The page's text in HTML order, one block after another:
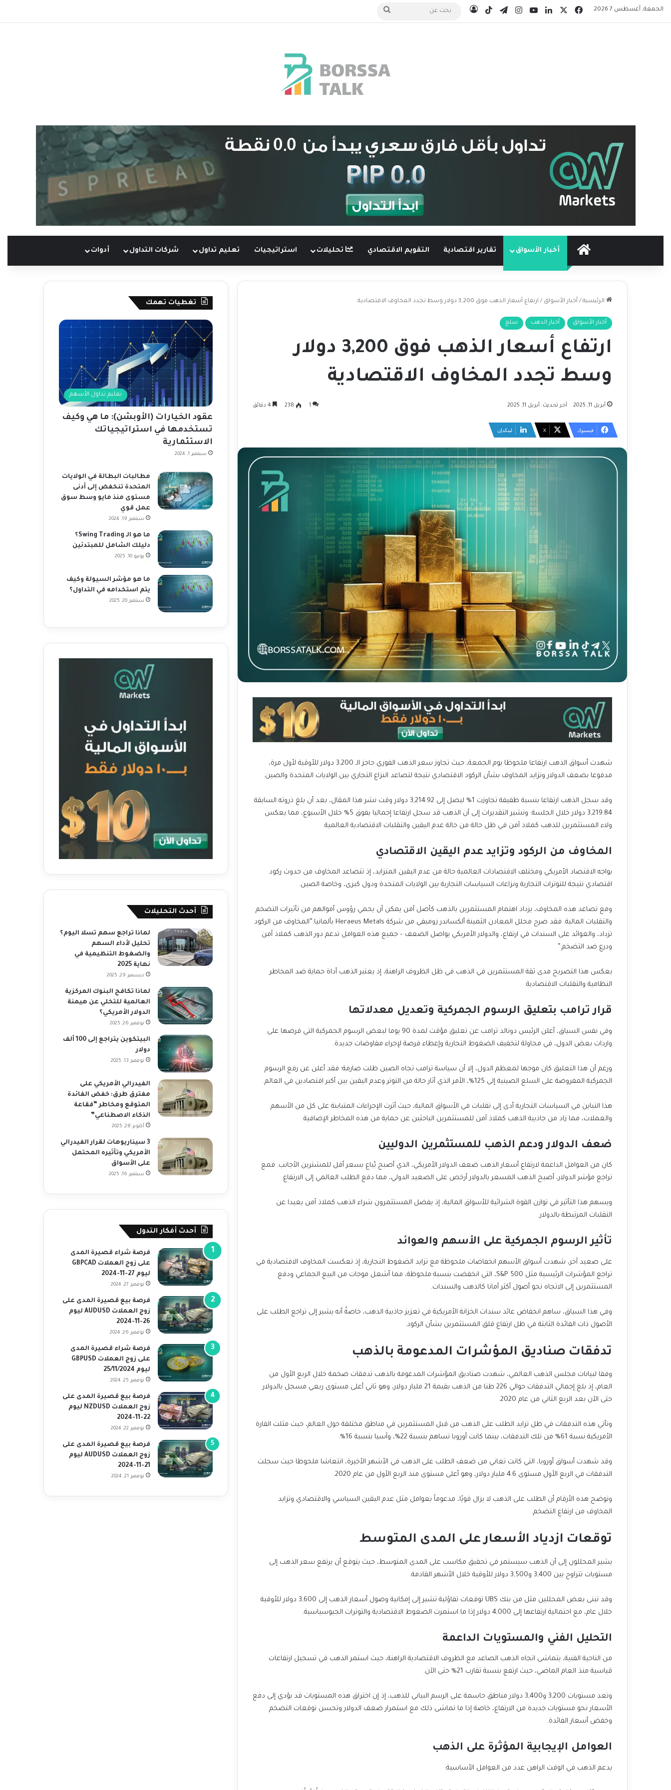
الجمعة, أغسطس 7 2026 فيسبوك لينكدإن‫YouTubeانستقرامتيلقرام‫TikTokتسجيل الدخول
الرئيسيةأخبار الأسواق تقارير اقتصادية التقويم الاقتصادي تحليلات استراتيجيات تعليم تداول شركات التداول أدوات
الرئيسية / أخبار الأسواق / ارتفاع أسعار الذهب فوق 3,200 دولار وسط تجدد المخاوف الاقتصادية
أخبار الأسواق أخبار الذهب سلع
ارتفاع أسعار الذهب فوق 3,200 دولار
وسط تجدد المخاوف الاقتصادية
أبريل 11, 2025 آخر تحديث: أبريل 11, 2025 1
238
فيسبوك ‫X لينكدإن
شهدت أسواق الذهب ارتفاعا ملحوظا يوم الجمعة، حيث تجاوز سعر الذهب الفوري حاجز الـ 3,200 دولار للأوقية لأول مرة،
مدفوعا بضعف الدولار وتزايد المخاوف بشأن الركود الاقتصادي نتيجة لتصاعد النزاع التجاري بين الولايات المتحدة والصين.
وقد سجل الذهب ارتفاعا بنسبة طفيفة تجاوزت 1% ليصل إلى 3,214.92 دولار وقت نشر هذا المقال، بعد أن بلغ ذروته السابقة
3,219.84 دولار خلال الجلسة. وتشير التقديرات إلى أن الذهب قد سجل ارتفاعا إجماليا يفوق 5% خلال الأسبوع، مما يعكس
ولاء المستثمرين للذهب كملاذ آمن في ظل حالة من حالة عدم اليقين والتقلبات الاقتصادية العالمية.
المخاوف من الركود وتزايد عدم اليقين الاقتصادي
يواجه الاقتصاد الأمريكي ومختلف الاقتصادات العالمية حالة من عدم اليقين المتزايد، إذ تتصاعد المخاوف من حدوث ركود
اقتصادي نتيجة للتوترات التجارية ونزاعات السياسات التجارية بين الولايات المتحدة ودول كبرى، وخاصة الصين.
ومع تصاعد هذه المخاوف، يزداد اهتمام المستثمرين بالذهب كأصل آمن يمكن أن يحمي رؤوس أموالهم من تأثيرات التضخم
والتقلبات المالية. فقد صرح محلل المعادن الثمينة ألكساندر زومبفي من شركة Heraeus Metals بألمانيا:”المخاوف من الركود
تزداد، والعوائد على السندات في ارتفاع، والدولار الأمريكي يواصل الضعف – جميع هذه العوامل تدعم دور الذهب كملاذ آمن
ودرع ضد التضخم.”
يعكس هذا التصريح مدى ثقة المستثمرين في الذهب في ظل الظروف الراهنة، إذ يعتبر الذهب أداة حماية ضد المخاطر
النظامية والتقلبات الاقتصادية.
قرار ترامب بتعليق الرسوم الجمركية وتعديل معدلاتها
وفي نفس السياق، أعلن الرئيس دونالد ترامب عن تعليق مؤقت لمدة 90 يوما لبعض الرسوم الجمركية التي فرضها على
واردات بعض الدول، في محاولة لتخفيف الضغوط التجارية وإعطاء فرصة لإجراء مفاوضات جديدة.
ورغم أن هذا التعليق كان موجها لمعظم الدول، إلا أن سياسة ترامب تجاه الصين ظلت صارمة؛ فقد أعلن عن رفع الرسوم
الجمركية المفروضة على السلع الصينية إلى 125%، الأمر الذي أثار حالة من التوتر وعدم اليقين بين أكبر اقتصادين في العالم.
هذا التباين في السياسات التجارية أدى إلى تقلبات في الأسواق المالية، حيث أثرت الإجراءات المتباينة على كل من الأسهم
والعملات، مما زاد من جاذبية الذهب كملاذ آمن للمستثمرين الباحثين عن حماية من هذه المخاطر الإضافية.
ضعف الدولار ودعم الذهب للمستثمرين الدوليين
كان من العوامل الداعمة لارتفاع أسعار الذهب ضعف الدولار الأمريكي، الذي أصبح يُباع بسعر أقل للمشترين الأجانب. فمع
تراجع مؤشر الدولار، أصبح الذهب المسعر بالدولار أرخص على الصعيد الدولي، مما دفع الطلب العالمي إلى الارتفاع.
ويسهم هذا التأثير في توازن القوة الشرائية للأسواق المالية، إذ يفضل المستثمرون شراء الذهب كملاذ آمن بعيدا عن
التقلبات المرتبطة بالدولار.
تأثير الرسوم الجمركية على الأسهم والعوائد
على صعيد آخر، شهدت أسواق الأسهم انخفاضات ملحوظة مع تزايد الضغوط التجارية، إذ تعكست المخاوف الاقتصادية في
تراجع المؤشرات الرئيسية مثل S&P 500، التي انخفضت بنسبة ملحوظة، مما أشعل موجات من البيع الجماعي ودفع
المستثمرين إلى الاتجاه نحو أصول أكثر أمانا كالذهب والسندات.
وفي هذا السياق، ساهم انخفاض عائد سندات الخزانة الأمريكية في تعزيز جاذبية الذهب، خاصةً أنه يشير إلى تراجع الطلب على
الأصول ذات الفائدة الثابتة في ظل ارتفاع قلق المستثمرين بشأن الركود.
تدفقات صناديق المؤشرات المدعومة بالذهب
وفقا لبيانات مجلس الذهب العالمي، شهدت صناديق المؤشرات المدعومة بالذهب تدفقات ضخمة خلال الربع الأول من
العام، إذ بلغ إجمالي التدفقات حوالي 226 طنا من الذهب بقيمة 21 مليار دولار، وهو ثاني أعلى مستوى ربعي مسجل بالدولار
حتى الآن بعد الربع الثاني من عام 2020.
وتأتي هذه التدفقات في ظل تزايد الطلب على الذهب من قبل المستثمرين في مناطق مختلفة حول العالم، حيث مثلت القارة
الأمريكية نسبة 61% من تلك التدفقات، بينما كانت أوروبا تساهم بنسبة 22%، وآسيا بنسبة 16%.
وقد شهدت أسواق أوروبا، التي كانت تعاني من ضعف الطلب على الذهب في الأشهر الأخيرة، انتعاشا ملحوظا حيث سجلت
التدفقات في الربع الأول مستوى 4.6 مليار دولار، وهو أعلى مستوى منذ الربع الأول من عام 2020.
وتوضح هذه الأرقام أن الطلب على الذهب لا يزال قويًا، مدعوماً بعوامل مثل عدم اليقين السياسي والاقتصادي وتزايد
المخاوف من ارتفاع التضخم.
توقعات ازدياد الأسعار على المدى المتوسط
يشير المحللون إلى أن الذهب سيستمر في تحقيق مكاسب على المدى المتوسط، حيث يتوقع أن يرتفع سعر الذهب إلى
مستويات تتراوح بين 3,400 و3,500 دولار للأوقية خلال الأشهر القادمة.
وقد تبنى بعض المحللين مثل من بنك UBS توقعات تفاؤلية تشير إلى إمكانية وصول أسعار الذهب إلى 3,600 دولار للأوقية
خلال عام، مع احتمالية ارتفاعها إلى 4,000 دولار إذا ما استمرت الضغوط الاقتصادية والتوترات الجيوسياسية.
التحليل الفني والمستويات الداعمة
من الناحية الفنية، يتماشى اتجاه الذهب الصاعد مع الظروف الاقتصادية الراهنة، حيث استمر الذهب في تسجيل ارتفاعات
قياسية منذ العام الماضي، حيث ارتفع بنسبة تقارب 21% حتى الآن.
وتعد مستويات 3,200 و3,400 دولار مناطق حاسمة على الرسم البياني للذهب، إذ إن اختراق هذه المستويات قد يؤدي إلى دفع
الأسعار نحو مستويات جديدة من الارتفاع، خاصة إذا ما تماشى ذلك مع استمرار ضعف الدولار وتحسن توقعات التضخم
وخفض أسعار الفائدة.
العوامل الإيجابية المؤثرة على الذهب
يدعم الذهب في الوقت الراهن عدد من العوامل الأساسية:
تغطيات تهمك
تعليم تداول الأسهم
عقود الخيارات (الأوبشن): ما هي وكيف
تستخدمها في استراتيجياتك
الاستثمارية
سبتمبر 1, 2024
مطالبات البطالة في الولايات
المتحدة تنخفض إلى أدنى
مستوى منذ مايو وسط سوق
عمل قوي
سبتمبر 19, 2024
ما هو الـ Swing Trading؟
دليلك الشامل للمبتدئين
يونيو 10, 2025
ما هو مؤشر السيولة وكيف
يتم استخدامه في التداول؟
سبتمبر 20, 2025
أحدث التحليلات
لماذا تراجع سهم تسلا اليوم؟
تحليل لأداء السهم
والضغوط التنظيمية في
نهاية 2025
ديسمبر 29, 2025
لماذا تكافح البنوك المركزية
العالمية للتخلي عن هيمنة
الدولار الأمريكي؟
نوفمبر 26, 2025
البيتكوين يتراجع إلى 100 ألف
دولار
نوفمبر 13, 2025
الفيدرالي الأمريكي على
مفترق طرق: خفض الفائدة
المتوقع ومخاطر “فقاعة
الذكاء الاصطناعي”
أكتوبر 28, 2025
3 سيناريوهات لقرار الفيدرالي
الأمريكي وتأثيره المحتمل
على الأسواق
سبتمبر 16, 2025
أحدث أفكار التدول
فرصة شراء قصيرة المدى
على زوج العملات GBPCAD
ليوم 27-11-2024
نوفمبر 27, 2024
فرصة بيع قصيرة المدى على
زوج العملات AUDUSD ليوم
26-11-2024
نوفمبر 26, 2024
فرصة شراء قصيرة المدى
على زوج العملات GBPUSD
ليوم 25/11/2024
نوفمبر 25, 2024
فرصة بيع قصيرة المدى على
زوج العملات NZDUSD ليوم
22-11-2024
نوفمبر 22, 2024
فرصة بيع قصيرة المدى على
زوج العملات AUDUSD ليوم
21-11-2024
نوفمبر 21, 2024